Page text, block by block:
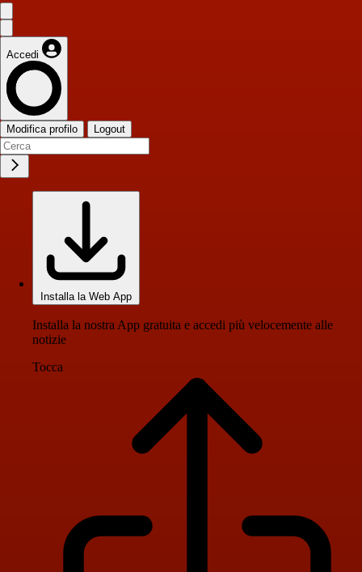
Accedi
Modifica profilo Logout
Installa la Web App
Installa la nostra App gratuita e accedi più velocemente alle
notizie
Tocca